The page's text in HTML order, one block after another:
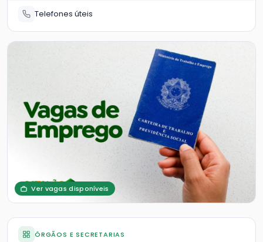
Telefones úteis
Ver vagas disponíveis
ÓRGÃOS E SECRETARIAS